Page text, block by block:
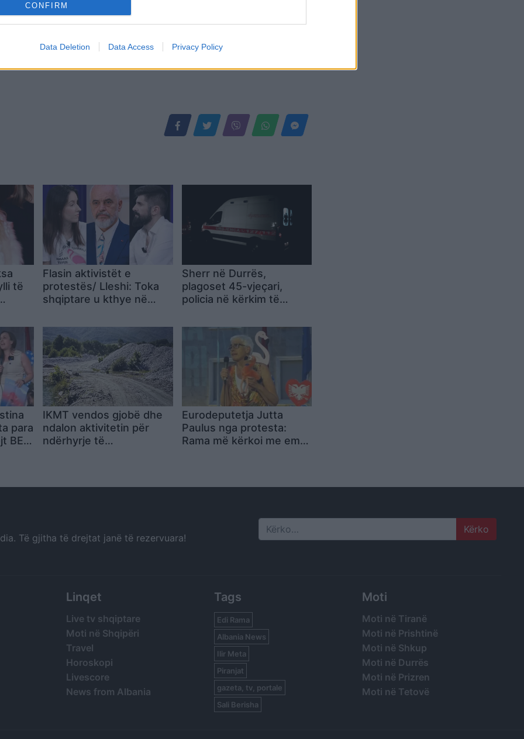
CONFIRM
Data Deletion Data Access Privacy Policy
të
Flasin aktivistët e
protestës/ Lleshi: Toka
shqiptare u kthye në
na trajton si njerëz me
bisht
Sherr në Durrës,
plagoset 45-vjeçari,
policia në kërkim të
para
BE-
IKMT vendos gjobë dhe
ndalon aktivitetin për
ndërhyrje të
Eurodeputetja Jutta
Paulus nga protesta:
Rama më kërkoi me email
Të gjitha të drejtat janë të rezervuara! Search
Linqet
Live tv shqiptare
Moti në Shqipëri
Travel
Horoskopi
Livescore
News from Albania
Tags
Edi Rama
Albania News
Ilir Meta
Piranjat
gazeta, tv, portale
Sali Berisha
Moti
Moti në Tiranë
Moti në Prishtinë
Moti në Shkup
Moti në Durrës
Moti në Prizren
Moti në Tetovë